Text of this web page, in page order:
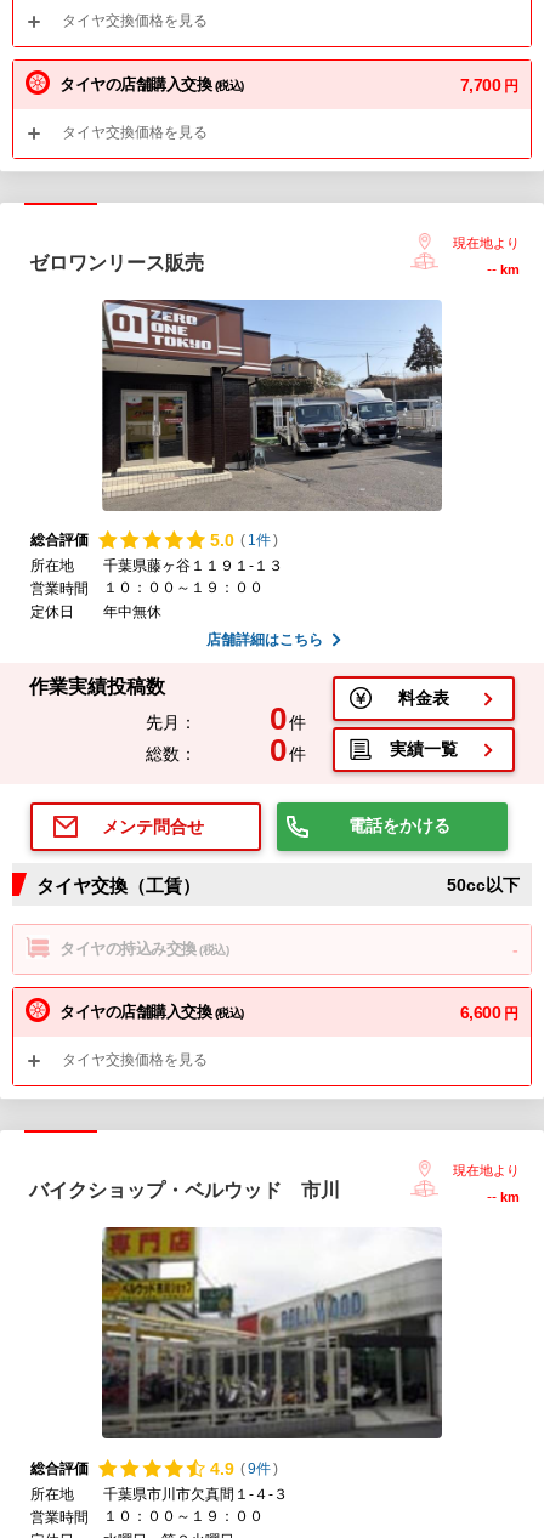
タイヤ交換価格を見る
タイヤの店舗購入交換(税込) 7,700 円
タイヤ交換価格を見る
ゼロワンリース販売
現在地より
-- km
総合評価 5.0 ( 1件)
所在地
千葉県藤ヶ谷１１９１-１３
営業時間
１０：００～１９：００
定休日
年中無休
店舗詳細はこちら
作業実績投稿数
先月： 0件
総数：
0件
料金表
実績一覧
メンテ問合せ 電話をかける
タイヤ交換（工賃） 50cc以下
タイヤの持込み交換(税込) -
タイヤの店舗購入交換(税込) 6,600 円
タイヤ交換価格を見る
バイクショップ・ベルウッド 市川
現在地より
-- km
総合評価 4.9 (9件)
所在地
千葉県市川市欠真間１-４-３
営業時間
１０：００～１９：００